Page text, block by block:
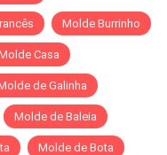
Molde Burrinho
Casa
de Galinha
Molde de Baleia
Molde de Bota